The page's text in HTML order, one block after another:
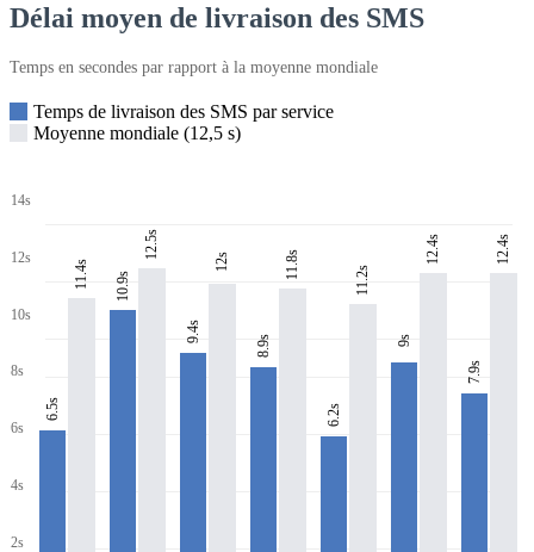
Délai moyen de livraison des SMS
Temps en secondes par rapport à la moyenne mondiale
Temps de livraison des SMS par service
Moyenne mondiale (12,5 s)
14s
12s
10s
8s
6s
4s
2s
6.5s
11.4s 10.9s
12.5s
9.4s
12s
8.9s
11.8s
6.2s
11.2s
9s
12.4s
7.9s
12.4s